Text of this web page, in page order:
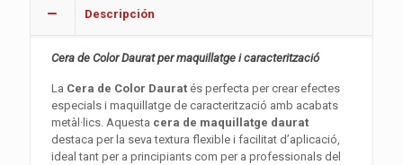
Descripción
Cera de Color Daurat per maquillatge i caracterització
La Cera de Color Daurat és perfecta per crear efectes
especials i maquillatge de caracterització amb acabats
metàl·lics. Aquesta cera de maquillatge daurat
destaca per la seva textura flexible i facilitat d’aplicació,
ideal tant per a principiants com per a professionals del